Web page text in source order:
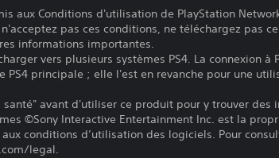
aux Conditions d'utilisation de PlayStation
pas ces conditions, ne téléchargez pas
informations importantes.
vers plusieurs systèmes PS4. La connexion à
PS4 principale ; elle l'est en revanche pour une
avant d'utiliser ce produit pour y trouver des
©Sony Interactive Entertainment Inc. est la
conditions d’utilisation des logiciels. Pour
legal.